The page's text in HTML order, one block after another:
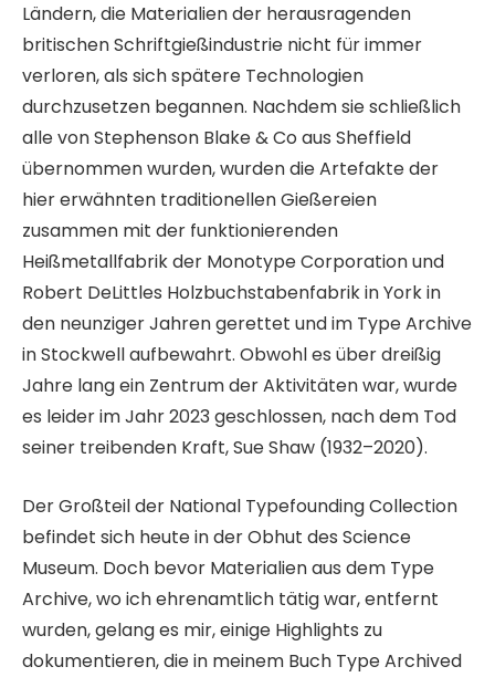
Ländern, die Materialien der herausragenden
britischen Schriftgießindustrie nicht für immer
verloren, als sich spätere Technologien
durchzusetzen begannen. Nachdem sie schließlich
alle von Stephenson Blake & Co aus Sheffield
übernommen wurden, wurden die Artefakte der
hier erwähnten traditionellen Gießereien
zusammen mit der funktionierenden
Heißmetallfabrik der Monotype Corporation und
Robert DeLittles Holzbuchstabenfabrik in York in
den neunziger Jahren gerettet und im Type Archive
in Stockwell aufbewahrt. Obwohl es über dreißig
Jahre lang ein Zentrum der Aktivitäten war, wurde
es leider im Jahr 2023 geschlossen, nach dem Tod
seiner treibenden Kraft, Sue Shaw (1932–2020).
Der Großteil der National Typefounding Collection
befindet sich heute in der Obhut des Science
Museum. Doch bevor Materialien aus dem Type
Archive, wo ich ehrenamtlich tätig war, entfernt
wurden, gelang es mir, einige Highlights zu
dokumentieren, die in meinem Buch Type Archived